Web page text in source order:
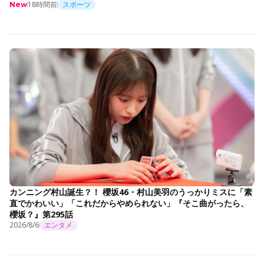
New18時間前 スポーツ
カンニング村山誕生？！ 櫻坂46・村山美羽のうっかりミスに「素
直でかわいい」「これだからやめられない」『そこ曲がったら、
櫻坂？』第295話
2026/8/6 エンタメ